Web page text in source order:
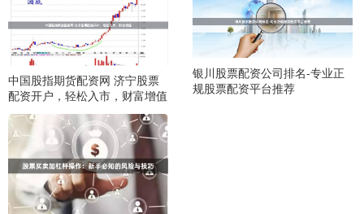
中国股指期货配资网 济宁股票
配资开户，轻松入市，财富增值
银川股票配资公司排名-专业正
规股票配资平台推荐